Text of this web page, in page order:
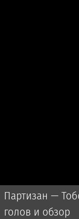
Партизан —
голов и обзор